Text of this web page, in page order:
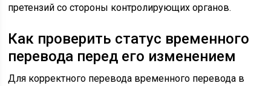
претензий со стороны контролирующих органов.
Как проверить статус временного
перевода перед его изменением
Для корректного перевода временного перевода в